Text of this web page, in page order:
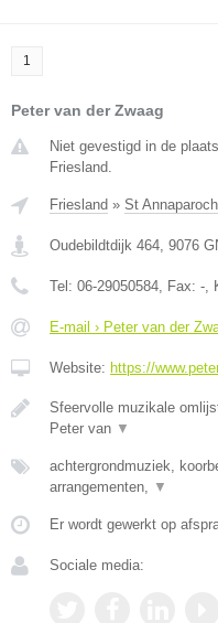
1
Peter van der Zwaag
Niet gevestigd in de
Friesland.
Friesland » St
Oudebildtdijk 464, 9076
Tel: 06-29050584, Fax: -,
E-mail › Peter van der
Website: https://
Sfeervolle muzikale
Peter van ▼
achtergrondmuziek,
arrangementen, ▼
Er wordt gewerkt op
Sociale media: